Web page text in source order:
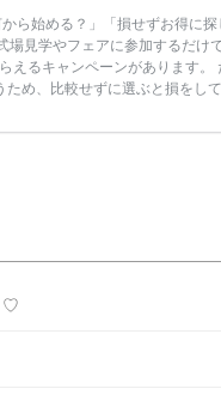
ら始める？」「損せずお得に探
場見学やフェアに参加するだけ
えるキャンペーンがあります。
め、比較せずに選ぶと損をし
サイト：プラコレ、ゼクシィ、
♡